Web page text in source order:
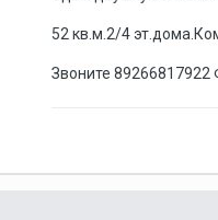
52 кв.м.2/4
Звоните